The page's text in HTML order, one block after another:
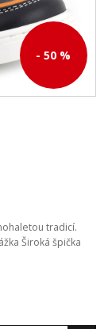
- 50 %
tradicí.
Široká špička